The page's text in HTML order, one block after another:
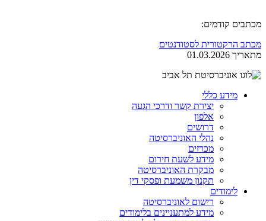
מכתבים קודמים:
מכתב הרקטורית לסטודנטים
מתאריך 01.03.2026
מידע כללי
יצירת קשר ודרכי הגעה
אלפון
דרושים
נהלי האוניברסיטה
מכרזים
מידע לשעת חירום
מבקרת האוניברסיטה
תקנון משמעת ופסקי דין
לימודים
רישום לאוניברסיטה
מידע למתעניינים בלימודים